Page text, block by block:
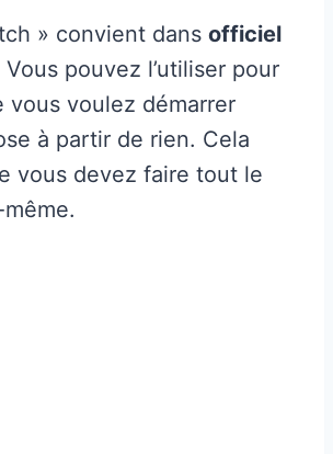
» convient dans officiel
pouvez l’utiliser pour
vous voulez démarrer
à partir de rien. Cela
vous devez faire tout le